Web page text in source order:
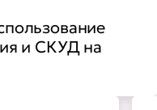
и СКУД на